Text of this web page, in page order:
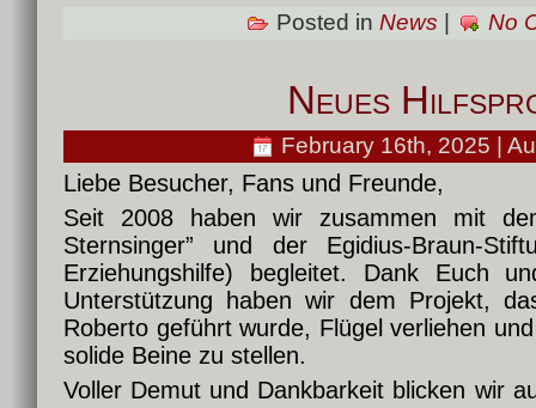
Posted in News | No
Neues
February 16th, 2025 |
Liebe Besucher, Fans und Freunde,
Seit 2008 haben wir zusammen mit
Sternsinger” und der Egidius-Braun-
Erziehungshilfe) begleitet. Dank Euch
Unterstützung haben wir dem Projekt,
Roberto geführt wurde, Flügel verliehen
solide Beine zu stellen.
Voller Demut und Dankbarkeit blicken wir